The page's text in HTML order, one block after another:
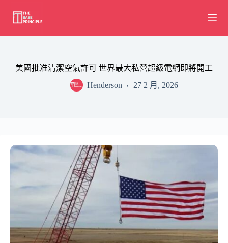
content
美國批准清潔空氣許可 世界最大私營超級電網即將開工
Henderson
27 2 月, 2026